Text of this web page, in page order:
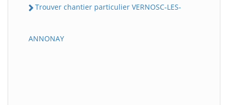
Trouver chantier particulier VERNOSC-LES-
ANNONAY